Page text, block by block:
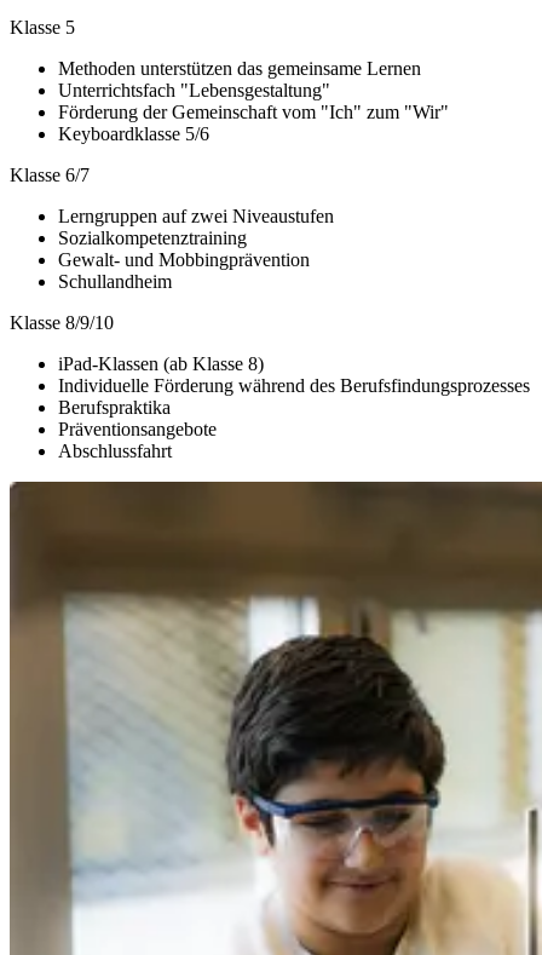
Klasse 5
Methoden unterstützen das gemeinsame Lernen
Unterrichtsfach "Lebensgestaltung"
Förderung der Gemeinschaft vom "Ich" zum "Wir"
Keyboardklasse 5/6
Klasse 6/7
Lerngruppen auf zwei Niveaustufen
Sozialkompetenztraining
Gewalt- und Mobbingprävention
Schullandheim
Klasse 8/9/10
iPad-Klassen (ab Klasse 8)
Individuelle Förderung während des Berufsfindungsprozesses
Berufspraktika
Präventionsangebote
Abschlussfahrt